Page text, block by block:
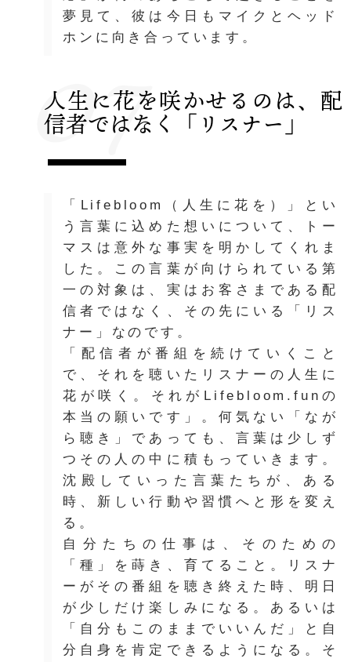
夢見て、彼は今日もマイクとヘッド
ホンに向き合っています。
人生に花を咲かせるのは、配
信者ではなく「リスナー」
07
「Lifebloom（人生に花を）」とい
う言葉に込めた想いについて、トー
マスは意外な事実を明かしてくれま
した。この言葉が向けられている第
一の対象は、実はお客さまである配
信者ではなく、その先にいる「リス
ナー」なのです。
「配信者が番組を続けていくこと
で、それを聴いたリスナーの人生に
花が咲く。それがLifebloom.funの
本当の願いです」。何気ない「なが
ら聴き」であっても、言葉は少しず
つその人の中に積もっていきます。
沈殿していった言葉たちが、ある
時、新しい行動や習慣へと形を変え
る。
自分たちの仕事は、そのための
「種」を蒔き、育てること。リスナ
ーがその番組を聴き終えた時、明日
が少しだけ楽しみになる。あるいは
「自分もこのままでいいんだ」と自
分自身を肯定できるようになる。そ